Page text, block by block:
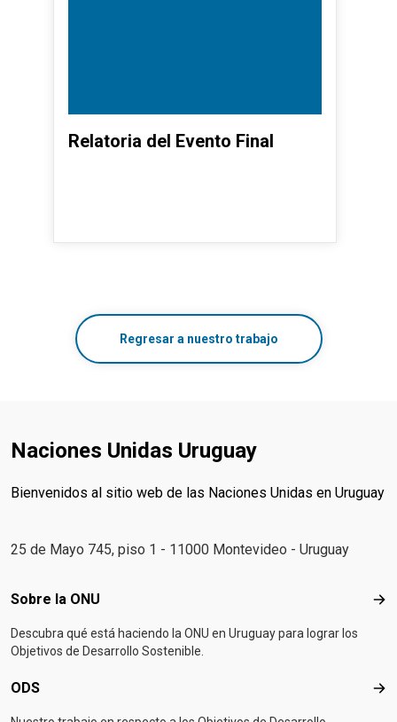
Relatoria del Evento Final
Regresar a nuestro trabajo
Naciones Unidas Uruguay
Bienvenidos al sitio web de las Naciones Unidas en Uruguay
25 de Mayo 745, piso 1 - 11000 Montevideo - Uruguay
Footer menu
Sobre la ONU
Descubra qué está haciendo la ONU en Uruguay para lograr los
Objetivos de Desarrollo Sostenible.
ODS